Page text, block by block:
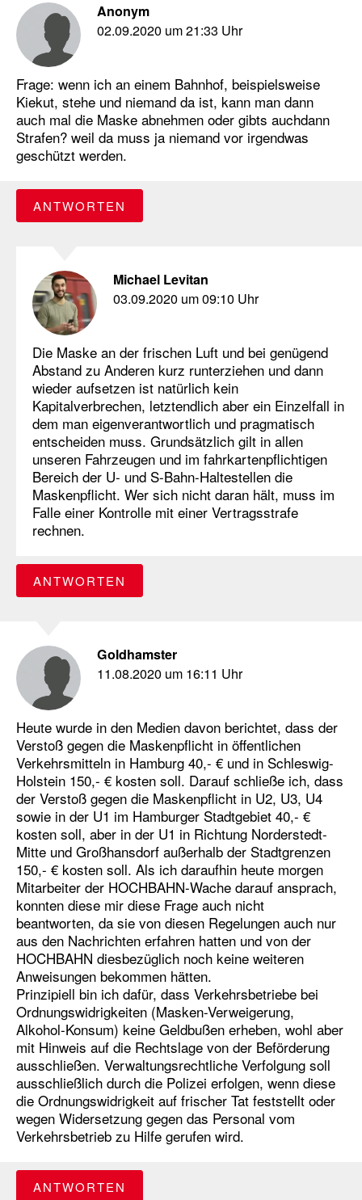
Anonym
02.09.2020 um 21:33 Uhr
Frage: wenn ich an einem Bahnhof, beispielsweise
Kiekut, stehe und niemand da ist, kann man dann
auch mal die Maske abnehmen oder gibts auchdann
Strafen? weil da muss ja niemand vor irgendwas
geschützt werden.
ANTWORTEN
Michael Levitan
03.09.2020 um 09:10 Uhr
Die Maske an der frischen Luft und bei genügend
Abstand zu Anderen kurz runterziehen und dann
wieder aufsetzen ist natürlich kein
Kapitalverbrechen, letztendlich aber ein Einzelfall in
dem man eigenverantwortlich und pragmatisch
entscheiden muss. Grundsätzlich gilt in allen
unseren Fahrzeugen und im fahrkartenpflichtigen
Bereich der U- und S-Bahn-Haltestellen die
Maskenpflicht. Wer sich nicht daran hält, muss im
Falle einer Kontrolle mit einer Vertragsstrafe
rechnen.
ANTWORTEN
Goldhamster
11.08.2020 um 16:11 Uhr
Heute wurde in den Medien davon berichtet, dass der
Verstoß gegen die Maskenpflicht in öffentlichen
Verkehrsmitteln in Hamburg 40,- € und in Schleswig-
Holstein 150,- € kosten soll. Darauf schließe ich, dass
der Verstoß gegen die Maskenpflicht in U2, U3, U4
sowie in der U1 im Hamburger Stadtgebiet 40,- €
kosten soll, aber in der U1 in Richtung Norderstedt-
Mitte und Großhansdorf außerhalb der Stadtgrenzen
150,- € kosten soll. Als ich daraufhin heute morgen
Mitarbeiter der HOCHBAHN-Wache darauf ansprach,
konnten diese mir diese Frage auch nicht
beantworten, da sie von diesen Regelungen auch nur
aus den Nachrichten erfahren hatten und von der
HOCHBAHN diesbezüglich noch keine weiteren
Anweisungen bekommen hätten.
Prinzipiell bin ich dafür, dass Verkehrsbetriebe bei
Ordnungswidrigkeiten (Masken-Verweigerung,
Alkohol-Konsum) keine Geldbußen erheben, wohl aber
mit Hinweis auf die Rechtslage von der Beförderung
ausschließen. Verwaltungsrechtliche Verfolgung soll
ausschließlich durch die Polizei erfolgen, wenn diese
die Ordnungswidrigkeit auf frischer Tat feststellt oder
wegen Widersetzung gegen das Personal vom
Verkehrsbetrieb zu Hilfe gerufen wird.
ANTWORTEN